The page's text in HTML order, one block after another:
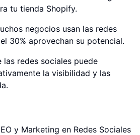
tu tienda Shopify.
negocios usan las redes
30% aprovechan su potencial.
redes sociales puede
la visibilidad y las